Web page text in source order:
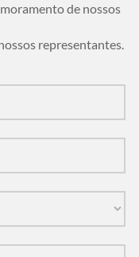
de nossos
representantes.